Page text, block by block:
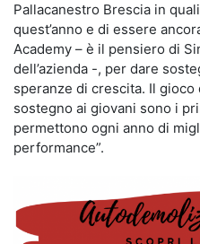
Pallacanestro Brescia in
quest’anno e di essere
Academy – è il pensiero di
dell’azienda -, per dare
speranze di crescita. Il gioco
sostegno ai giovani sono i
permettono ogni anno di
performance”.